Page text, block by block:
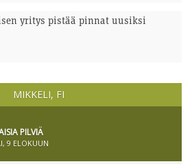
yritys pistää pinnat uusiksi
MIKKELI, FI
PILVIÄ
9 ELOKUUN